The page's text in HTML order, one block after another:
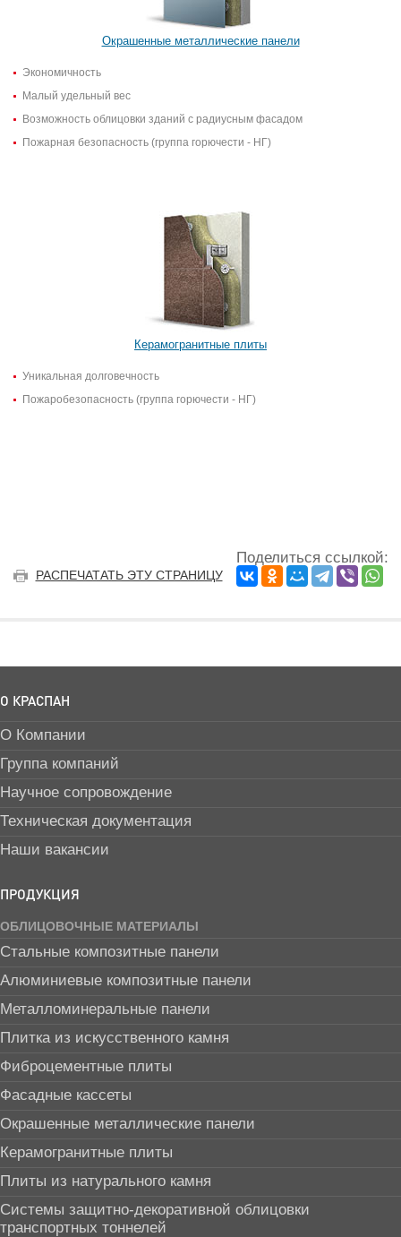
Окрашенные металлические панели
Экономичность
Малый удельный вес
Возможность облицовки зданий с радиусным фасадом
Пожарная безопасность (группа горючести - НГ)
Керамогранитные плиты
Уникальная долговечность
Пожаробезопасность (группа горючести - НГ)
РАСПЕЧАТАТЬ ЭТУ СТРАНИЦУ
Поделиться ссылкой:
О КРАСПАН
О Компании
Группа компаний
Научное сопровождение
Техническая документация
Наши вакансии
ПРОДУКЦИЯ
ОБЛИЦОВОЧНЫЕ МАТЕРИАЛЫ
Стальные композитные панели
Алюминиевые композитные панели
Металломинеральные панели
Плитка из искусственного камня
Фиброцементные плиты
Фасадные кассеты
Окрашенные металлические панели
Керамогранитные плиты
Плиты из натурального камня
Системы защитно-декоративной облицовки
транспортных тоннелей